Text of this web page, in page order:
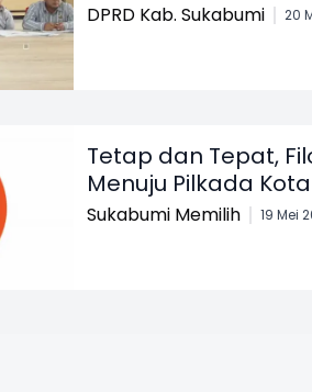
DPRD Kab. Sukabumi 20
Tetap dan Tepat,
Menuju Pilkada
Sukabumi Memilih 19 Mei